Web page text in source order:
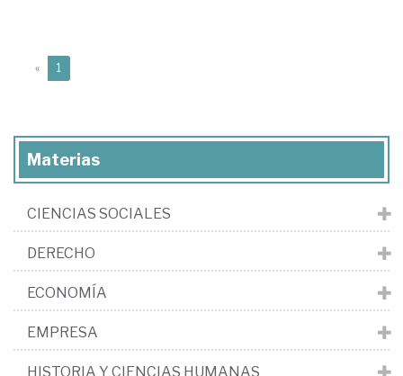
« 1
Materias
CIENCIAS SOCIALES
DERECHO
ECONOMÍA
EMPRESA
HISTORIA Y CIENCIAS HUMANAS